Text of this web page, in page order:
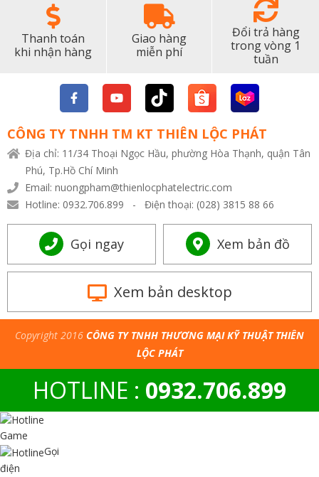
Thanh toán
khi nhận hàng
Giao hàng
miễn phí
Đổi trả hàng
trong vòng 1
tuần
CÔNG TY TNHH TM KT THIÊN LỘC PHÁT
Địa chỉ: 11/34 Thoại Ngọc Hầu, phường Hòa Thạnh, quận Tân
Phú, Tp.Hồ Chí Minh
Email: nuongpham@thienlocphatelectric.com
Hotline: 0932.706.899 - Điện thoại: (028) 3815 88 66
Gọi ngay Xem bản đồ
Xem bản desktop
Copyright 2016 CÔNG TY TNHH THƯƠNG MẠI KỸ THUẬT THIÊN
LỘC PHÁT
HOTLINE : 0932.706.899
Game
Gọi
điện